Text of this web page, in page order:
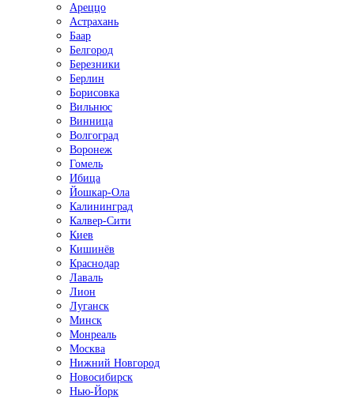
Ареццо
Астрахань
Баар
Белгород
Березники
Берлин
Борисовка
Вильнюс
Винница
Волгоград
Воронеж
Гомель
Ибица
Йошкар-Ола
Калининград
Калвер-Сити
Киев
Кишинёв
Краснодар
Лаваль
Лион
Луганск
Минск
Монреаль
Москва
Нижний Новгород
Новосибирск
Нью-Йорк